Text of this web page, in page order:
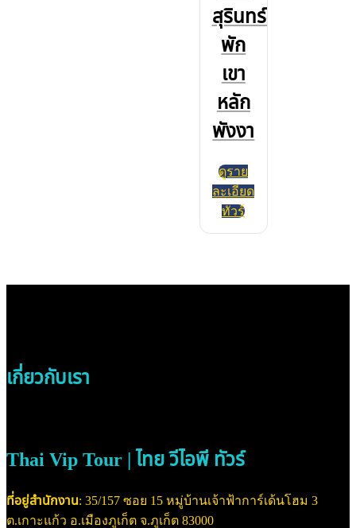
สุรินทร์-
พัก
เขา
หลัก
พังงา
ดูราย
ละเอียด
ทัวร์
เกี่ยวกับเรา
Thai Vip Tour | ไทย วีไอพี ทัวร์
ที่อยู่สำนักงาน: 35/157 ซอย 15 หมู่บ้านเจ้าฟ้าการ์เด้นโฮม 3
ต.เกาะแก้ว อ.เมืองภูเก็ต จ.ภูเก็ต 83000